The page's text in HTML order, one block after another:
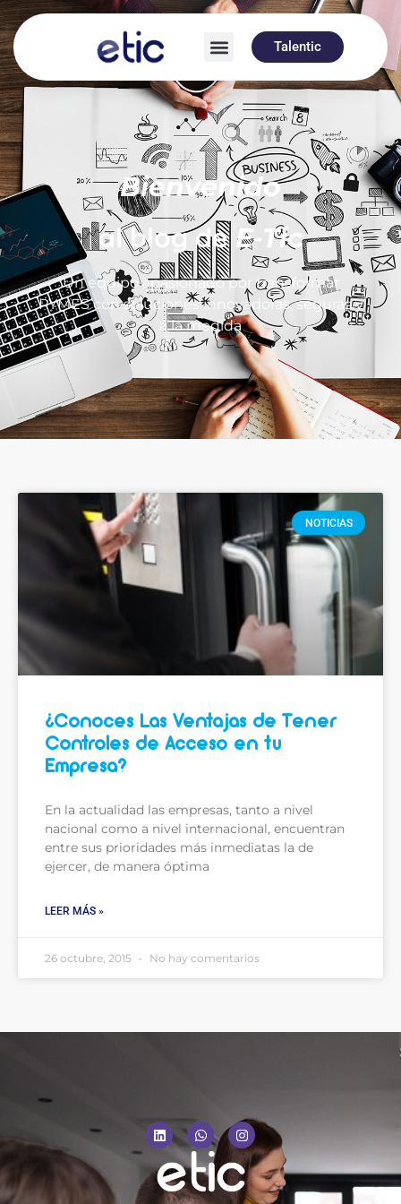
Talentic
Bienvenido
al blog deE-Tic
Un equipo apasionado por transformar
PYMES con soluciones innovadoras, seguras y
a la medida
NOTICIAS
¿Conoces Las Ventajas de Tener
Controles de Acceso en tu
Empresa?
En la actualidad las empresas, tanto a nivel
nacional como a nivel internacional, encuentran
entre sus prioridades más inmediatas la de
ejercer, de manera óptima
LEER MÁS »
26 octubre, 2015 No hay comentarios